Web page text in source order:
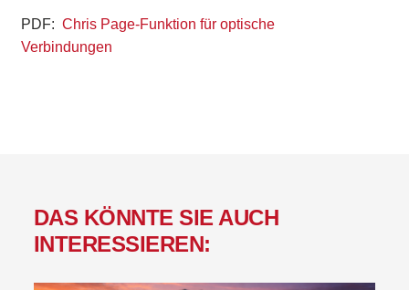
PDF:Chris Page-Funktion für optische
Verbindungen
DAS KÖNNTE SIE AUCH
INTERESSIEREN: